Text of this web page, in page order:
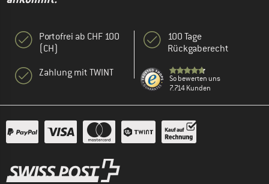
Portofrei ab CHF 100
(CH)
Zahlung mit TWINT
100 Tage
Rückgaberecht
So bewerten uns
7.714 Kunden